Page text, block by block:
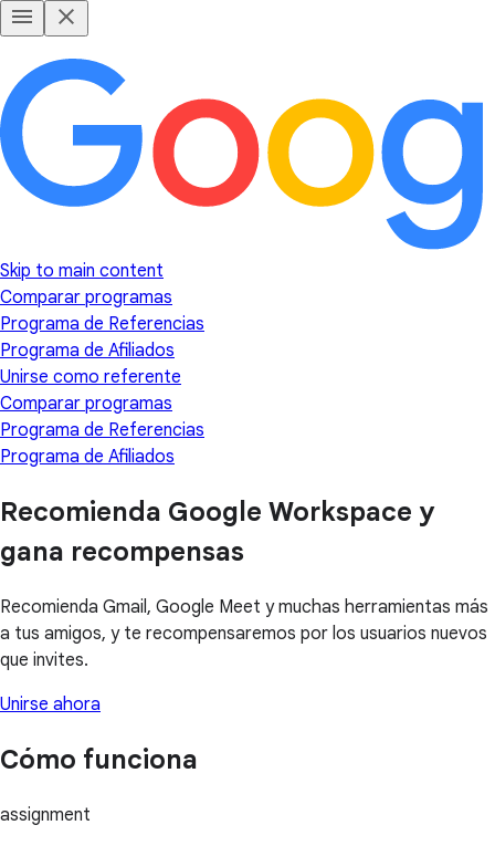
Skip to main content
Comparar programas
Programa de Referencias
Programa de Afiliados
Unirse como referente
Comparar programas
Programa de Referencias
Programa de Afiliados
Recomienda Google Workspace y
gana recompensas
Recomienda Gmail, Google Meet y muchas herramientas más
a tus amigos, y te recompensaremos por los usuarios nuevos
que invites.
Unirse ahora
Cómo funciona
assignment